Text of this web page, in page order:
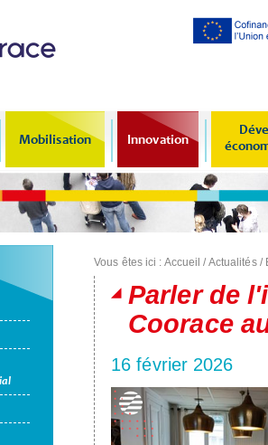
Mobilisation Innovation
Vous êtes ici : Accueil /Actualités/
Parler de
Coorace
16 février 2026